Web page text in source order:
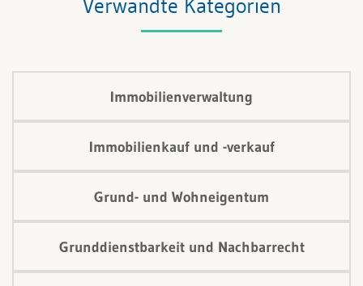
Verwandte Kategorien
Immobilienverwaltung
Immobilienkauf und -verkauf
Grund- und Wohneigentum
Grunddienstbarkeit und Nachbarrecht